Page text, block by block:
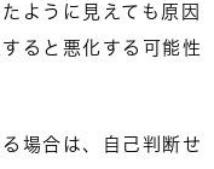
ように見えても原因
ると悪化する可能性
場合は、
自己判断せ